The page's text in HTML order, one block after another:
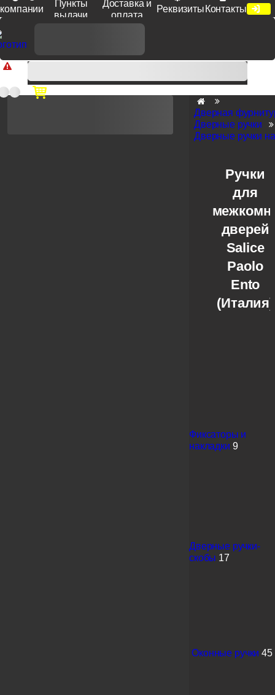
компании
Пункты
выдачи
Доставка и
оплата
Реквизиты Контакты
Доп. скидка от цен на сайте 7% при заказе от 50 тыс. руб
продукции Venezia, Fratelli, Tupai, Extreza, Melodia, Forme при
оплате по счету.
Дверная
Дверные ручки
Дверные ручки на
Ручки
для
дверей
Salice
Paolo
Ento
(Италия)
Фиксаторы и
накладки 9
Дверные ручки-
скобы 17
Оконные ручки 45